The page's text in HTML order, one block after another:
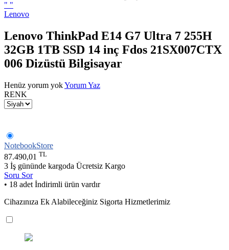
" "
Lenovo
Lenovo ThinkPad E14 G7 Ultra 7 255H
32GB 1TB SSD 14 inç Fdos 21SX007CTX
006 Dizüstü Bilgisayar
Henüz yorum yokYorum Yaz
RENK
NotebookStore
87.490,01 TL
3 İş gününde kargoda Ücretsiz Kargo
Soru Sor
• 18 adet İndirimli ürün vardır
Cihazınıza Ek Alabileceğiniz Sigorta Hizmetlerimiz